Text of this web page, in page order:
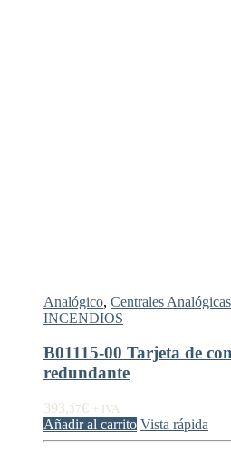
Analógico, Centrales Analógicas
INCENDIOS
B01115-00 Tarjeta de
redundante
393,37€ + IVA
Añadir al carrito Vista rápida